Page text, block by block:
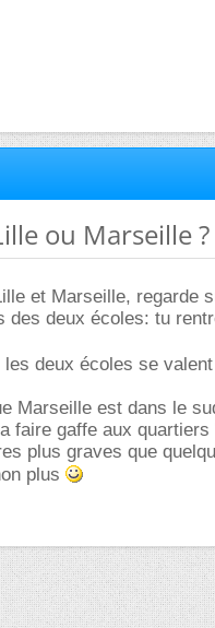
ou Marseille ?
et Marseille, regarde
des deux écoles: tu
deux écoles se
Marseille est dans le
faire gaffe aux
plus graves que
plus